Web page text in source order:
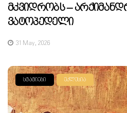
Მკვიდრობს –
Ვატოპედელი
31 May, 2026
ᲡᲢᲐᲢᲘᲔᲑᲘ ᲔᲙᲚᲔᲡᲘᲐ